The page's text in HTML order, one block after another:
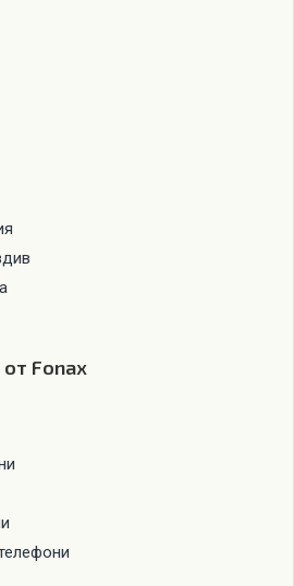
Fonax